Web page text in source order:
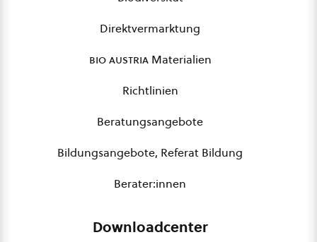
Direktvermarktung
bio austriaMaterialien
Richtlinien
Beratungsangebote
Bildungsangebote, Referat Bildung
Berater:innen
Downloadcenter